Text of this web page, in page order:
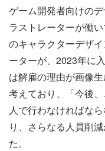
ゲーム開発者向けの
ラストレーターが働
のキャラクターデザ
ーターが、2023年に
は解雇の理由が画像
考えており、「今後
人で行わなければな
り、さらなる人員削
た。